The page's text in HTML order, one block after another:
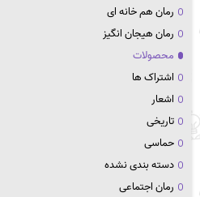
رمان هم خانه ای
رمان هیجان انگیز
محصولات
اشتراک ها
اشعار
تاریخی
حماسی
دسته بندی نشده
رمان اجتماعی